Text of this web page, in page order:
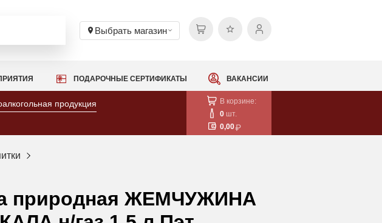
Выбрать магазин
ПОДАРОЧНЫЕ СЕРТИФИКАТЫ ВАКАНСИИ
продукция
В корзине:
0 шт.
0,00
природная ЖЕМЧУЖИНА